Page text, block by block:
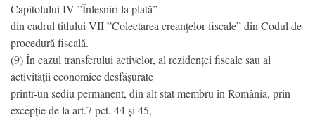
Capitolului IV ”Înlesniri la plată”
din cadrul titlului VII ”Colectarea creanţelor fiscale” din Codul de
procedură fiscală.
(9) În cazul transferului activelor, al rezidenței fiscale sau al
activității economice desfășurate
printr-un sediu permanent, din alt stat membru în România, prin
excepție de la art.7 pct. 44 și 45,